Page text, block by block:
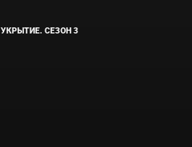
УКРЫТИЕ. СЕЗОН 3